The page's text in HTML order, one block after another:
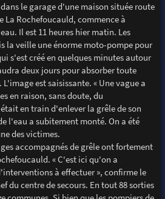
le garage d'une maison située route
La Rochefoucauld, commence à
Il est 11 heures hier matin. Les
la veille une énorme moto-pompe pour
s'est créé en quelques minutes autour
deux jours pour absorber toute
est saisissante. « Une vague a
en raison, sans doute, du
en train d'enlever la grêle de son
l'eau a subitement monté. On a été
des victimes.
accompagnés de grêle ont fortement
« C'est ici qu'on a
à effectuer », confirme le
du centre de secours. En tout 88 sorties